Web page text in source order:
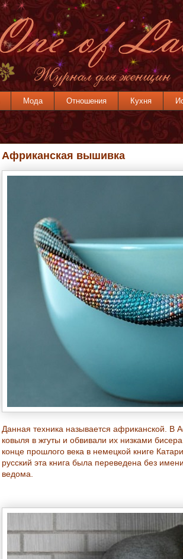
Мода Отношения Кухня
Африканская вышивка
Данная техника называется африканской. В
ковыля в жгуты и обвивали их низками
конце прошлого века в немецкой книге
русский эта книга была переведена без
ведома.